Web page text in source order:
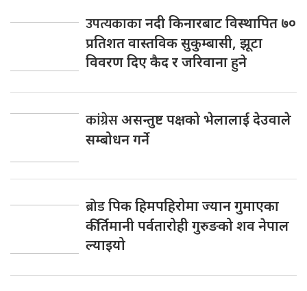
उपत्यकाकानदी किनारबाट विस्थापित ७०
प्रतिशत वास्तविक सुकुम्बासी, झूटा
विवरण दिए कैद र जरिवाना हुने
कांग्रेसअसन्तुष्ट पक्षको भेलालाई देउवाले
सम्बोधन गर्ने
ब्रोडपिक हिमपहिरोमा ज्यान गुमाएका
कीर्तिमानी पर्वतारोही गुरुङको शव नेपाल
ल्याइयो